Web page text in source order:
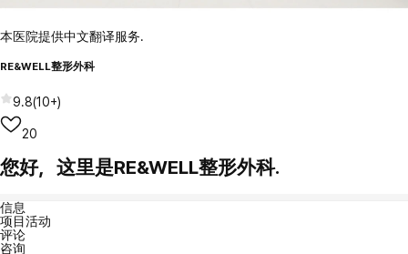
本医院提供中文翻译服务.
RE&WELL整形外科
9.8(10+)
20
您好，这里是RE&WELL整形外科.
信息
项目活动
评论
咨询